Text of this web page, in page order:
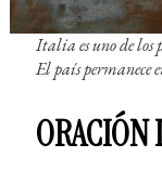
Italia es uno de los
El país permanece